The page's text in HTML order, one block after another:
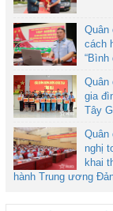
Quân
cách
“Bình
Quân
gia
Tây
Quân
nghị
khai
hành Trung ương